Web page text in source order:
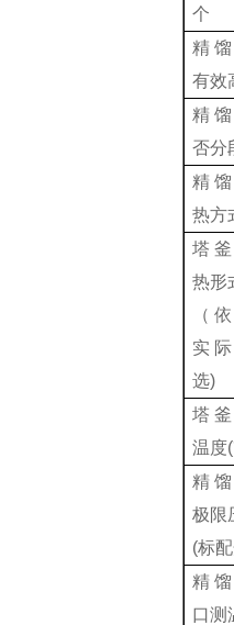
个
精
有效
精
否分
精
热方
塔
热形
（
实
选)
塔
温
精
极限
(标
精
口测